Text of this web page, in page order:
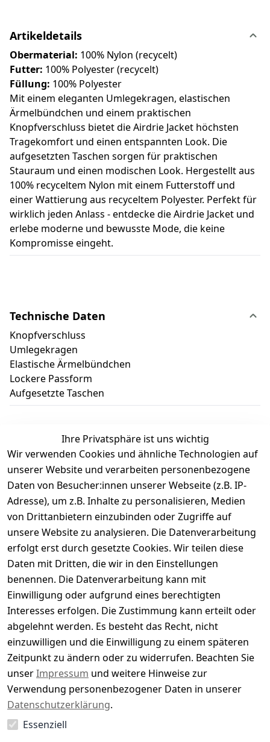
Artikeldetails
Obermaterial: 100% Nylon (recycelt)
Futter: 100% Polyester (recycelt)
Füllung: 100% Polyester
Mit einem eleganten Umlegekragen, elastischen
Ärmelbündchen und einem praktischen
Knopfverschluss bietet die Airdrie Jacket höchsten
Tragekomfort und einen entspannten Look. Die
aufgesetzten Taschen sorgen für praktischen
Stauraum und einen modischen Look. Hergestellt aus
100% recyceltem Nylon mit einem Futterstoff und
einer Wattierung aus recyceltem Polyester. Perfekt für
wirklich jeden Anlass - entdecke die Airdrie Jacket und
erlebe moderne und bewusste Mode, die keine
Kompromisse eingeht.
Technische Daten
Knopfverschluss
Umlegekragen
Elastische Ärmelbündchen
Lockere Passform
Aufgesetzte Taschen
Kundenbewertungen
Durchschnittliche Bewertung
0
Basierend auf 0 Bewertung(en)
Bewertung abgeben
5
( 0 )
4
( 0 )
3
( 0 )
2
( 0 )
1
( 0 )
Es hat noch niemand eine Bewertung für diesen
Artikel abgegeben
Ihre Privatsphäre ist uns wichtig
Wir verwenden Cookies und ähnliche Technologien auf
unserer Website und verarbeiten personenbezogene
Daten von Besucher:innen unserer Webseite (z.B. IP-
Adresse), um z.B. Inhalte zu personalisieren, Medien
von Drittanbietern einzubinden oder Zugriffe auf
unsere Website zu analysieren. Die Datenverarbeitung
erfolgt erst durch gesetzte Cookies. Wir teilen diese
Daten mit Dritten, die wir in den Einstellungen
benennen. Die Datenverarbeitung kann mit
Einwilligung oder aufgrund eines berechtigten
Interesses erfolgen. Die Zustimmung kann erteilt oder
abgelehnt werden. Es besteht das Recht, nicht
einzuwilligen und die Einwilligung zu einem späteren
Zeitpunkt zu ändern oder zu widerrufen. Beachten Sie
unserImpressum und weitere Hinweise zur
Verwendung personenbezogener Daten in unserer
Datenschutzerklärung.
Essenziell